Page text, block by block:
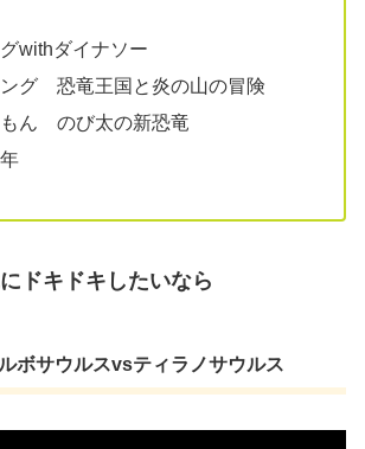
withダイナソー
グ 恐竜王国と炎の山の冒険
ん のび太の新恐竜
ドキドキしたいなら
ボサウルスvsティラノサウルス